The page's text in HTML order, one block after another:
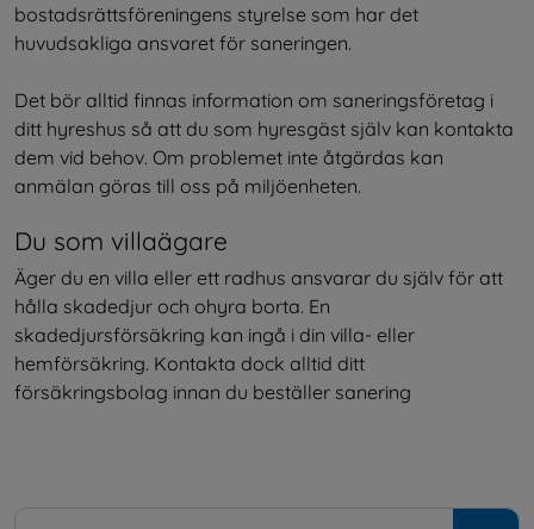
bostadsrättsföreningens styrelse som har det
huvudsakliga ansvaret för saneringen.
Det bör alltid finnas information om saneringsföretag i
ditt hyreshus så att du som hyresgäst själv kan kontakta
dem vid behov. Om problemet inte åtgärdas kan
anmälan göras till oss på miljöenheten.
Du som villaägare
Äger du en villa eller ett radhus ansvarar du själv för att
hålla skadedjur och ohyra borta. En
skadedjursförsäkring kan ingå i din villa- eller
hemförsäkring. Kontakta dock alltid ditt
försäkringsbolag innan du beställer sanering